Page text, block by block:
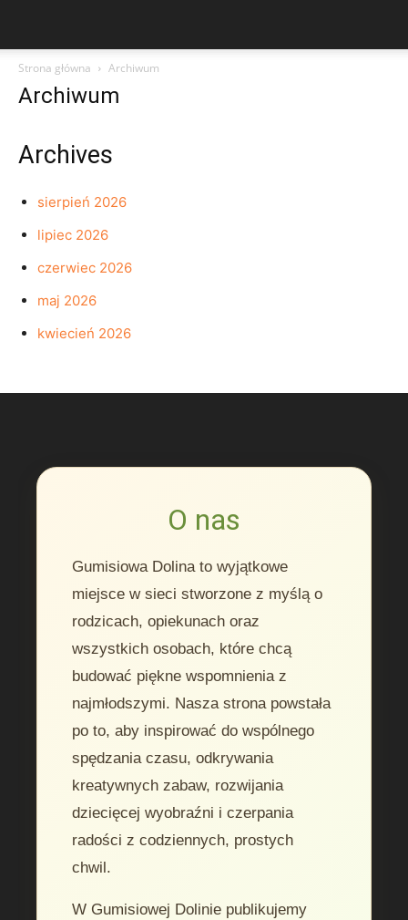
Strona główna Archiwum
Archiwum
Archives
sierpień 2026
lipiec 2026
czerwiec 2026
maj 2026
kwiecień 2026
O nas
Gumisiowa Dolina to wyjątkowe
miejsce w sieci stworzone z myślą o
rodzicach, opiekunach oraz
wszystkich osobach, które chcą
budować piękne wspomnienia z
najmłodszymi. Nasza strona powstała
po to, aby inspirować do wspólnego
spędzania czasu, odkrywania
kreatywnych zabaw, rozwijania
dziecięcej wyobraźni i czerpania
radości z codziennych, prostych
chwil.
W Gumisiowej Dolinie publikujemy